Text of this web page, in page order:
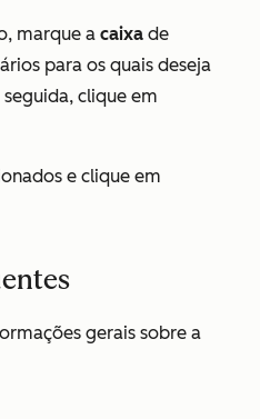
marque a caixa de
para os quais deseja
clique em
e clique em
gerais sobre a